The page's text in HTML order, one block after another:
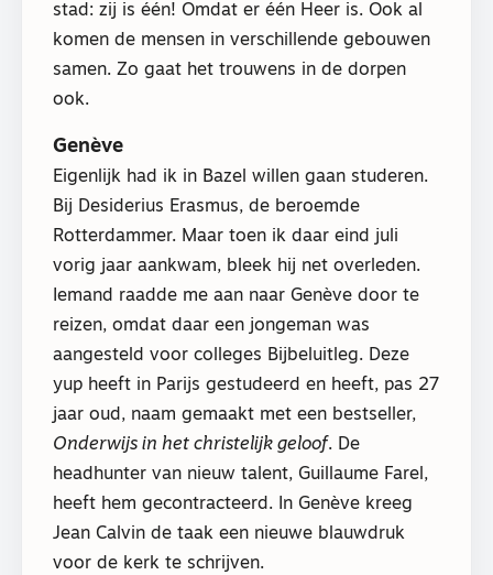
stad: zij is één! Omdat er één Heer is. Ook al
komen de mensen in verschillende gebouwen
samen. Zo gaat het trouwens in de dorpen
ook.
Genève
Eigenlijk had ik in Bazel willen gaan studeren.
Bij Desiderius Erasmus, de beroemde
Rotterdammer. Maar toen ik daar eind juli
vorig jaar aankwam, bleek hij net overleden.
Iemand raadde me aan naar Genève door te
reizen, omdat daar een jongeman was
aangesteld voor colleges Bijbeluitleg. Deze
yup heeft in Parijs gestudeerd en heeft, pas 27
jaar oud, naam gemaakt met een bestseller,
Onderwijs in het christelijk geloof. De
headhunter van nieuw talent, Guillaume Farel,
heeft hem gecontracteerd. In Genève kreeg
Jean Calvin de taak een nieuwe blauwdruk
voor de kerk te schrijven.